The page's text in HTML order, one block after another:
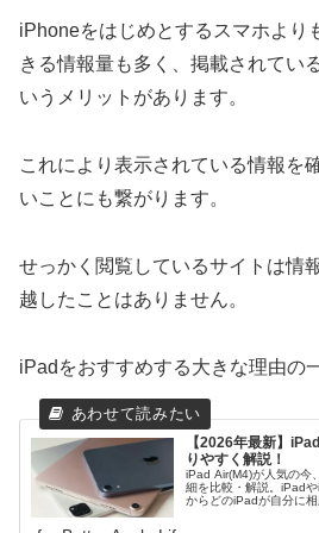
iPhoneをはじめとするスマホより
きる情報量も多く、掲載されてい
いうメリットがあります。
これにより表示されている情報を
いことにも繋がります。
せっかく閲覧しているサイトは情
越したことはありません。
iPadをおすすめする大きな理由の
【2026年最新】
りやすく解説！
iPad Air(M4)が人気の今
細を比較・解説。iPad
からどのiPadが自分に